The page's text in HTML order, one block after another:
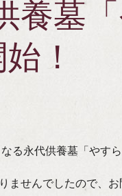
養墓
！
永代供養墓「やす
せんでしたので、